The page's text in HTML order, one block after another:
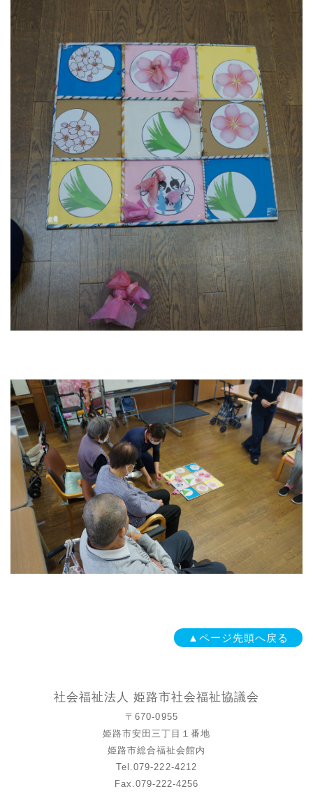
▲ページ先頭へ戻る
社会福祉法人 姫路市社会福祉協議会
〒670-0955
姫路市安田三丁目１番地
姫路市総合福祉会館内
Tel.079-222-4212
Fax.079-222-4256